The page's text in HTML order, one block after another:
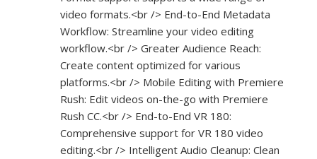
video formats.<br /> End-to-End Metadata
Workflow: Streamline your video editing
workflow.<br /> Greater Audience Reach:
Create content optimized for various
platforms.<br /> Mobile Editing with Premiere
Rush: Edit videos on-the-go with Premiere
Rush CC.<br /> End-to-End VR 180:
Comprehensive support for VR 180 video
editing.<br /> Intelligent Audio Cleanup: Clean